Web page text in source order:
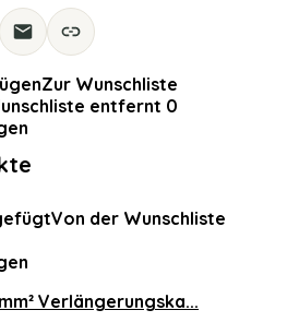
Zur Wunschliste
entfernt 0
Von der Wunschliste